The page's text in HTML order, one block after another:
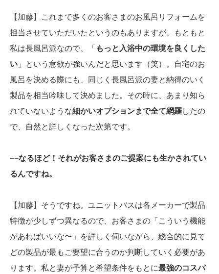
【加藤】これまで多くのお客さまのお風呂リフォームを
担当させていただいたというのもありますが、もともと
私は長風呂派なので、「もっと入浴中の環境を良くした
い 」という意欲が強いんだと思います（笑）。自宅のお
風呂を決める際にも、同じく長風呂派の妻と納得のいく
製品を相当吟味して決めました。その時に、あまり知ら
れていないような細かいオプションまで全て網羅したの
で、自然と詳しくなった次第です。
−−なるほど！それがお客さまのご提案にも生かされてい
るんですね。
【加藤】そうですね。ユニットバスは各メーカーで製品
特徴が少しずつ異なるので、お客さまの「こういう機能
があればいいな〜」を詳しく伺いながら、総合的に見て
どの製品が最もご要望に合うのか判断していく必要があ
ります。私と妻が予算と希望条件をもとに最強のコスパ